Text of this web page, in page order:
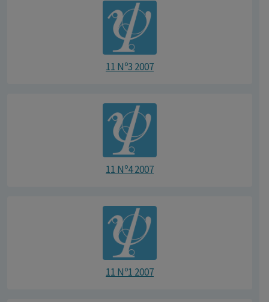
11 Nº3 2007
11 Nº4 2007
11 Nº1 2007